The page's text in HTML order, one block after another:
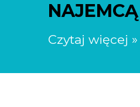
NAJEMCĄ
Czytaj więcej »